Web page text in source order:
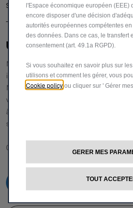
Suivez-nous
UNE ÉQUIPE DÉDIÉE
Notre service clientèle vous
informations et l'assistance dont
N'hésitez pas à demander des
véhicules,
à nous faire part de vos
suggestions pour améliorer notre
00 800 342 800 00
00800 342
l'Espace économique européen (EEE)
encore disposer d'une décision
autorités européennes compétentes
des données. Dans ce cas, le transfert
consentement (art. 49.1a RGPD).
Si vous souhaitez en savoir plus sur
utilisons et comment les gérer, vous
Cookie policy ou cliquer sur ' Gérer
GERER MES
TOUT